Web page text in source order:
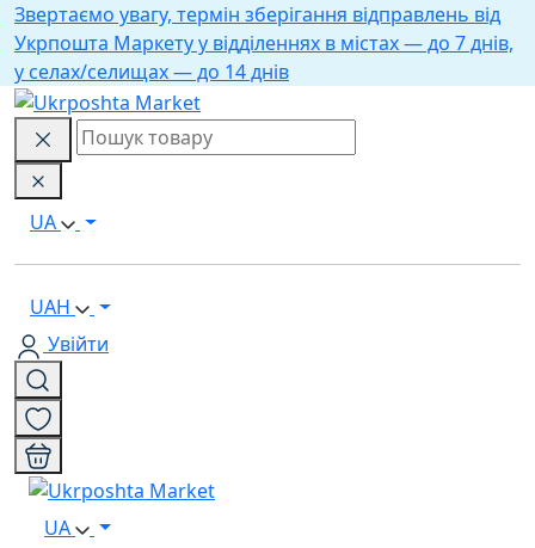
Звертаємо увагу, термін зберігання відправлень від
Укрпошта Маркету у відділеннях в містах — до 7 днів,
у селах/селищах — до 14 днів
UA
UAH
Увійти
UA